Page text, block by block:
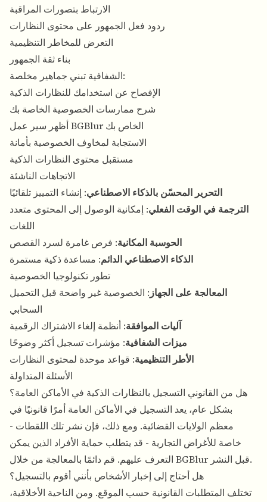
الارتباط بتصورات المراقبة
ردود فعل الجمهور على محتوى النظارات
التعرض للمخاطر التنظيمية
بناء ثقة الجمهور
الشفافية تبني جماهير مخلصة:
الإفصاح عن استخدامك للنظارات الذكية
شرح ممارسات الخصوصية الخاصة بك
أظهر سير عمل BGBlur الخاص بك
الاستجابة لمخاوف الخصوصية بأمانة
مستقبل محتوى النظارات الذكية
الاتجاهات الناشئة
التحرير المحسّن بالذكاء الاصطناعي: إنشاء التمييز تلقائيًا
الترجمة في الوقت الفعلي: إمكانية الوصول إلى المحتوى متعدد
اللغات
الحوسبة المكانية: فرص غامرة لسرد القصص
الذكاء الاصطناعي الدائم: مساعدة ذكية مستمرة
تطور تكنولوجيا الخصوصية
المعالجة على الجهاز : الخصوصية غير واضحة قبل التحميل
السحابي
آليات الموافقة: أنظمة إلغاء الاشتراك الرقمية
ميزات الشفافية: مؤشرات تسجيل أكثر وضوحًا
الأطر التنظيمية: قواعد موحدة لمحتوى النظارات
الأسئلة المتداولة
هل من القانوني التسجيل بالنظارات الذكية في الأماكن العامة؟
بشكل عام، يعد التسجيل في الأماكن العامة أمرًا قانونيًا في
معظم الولايات القضائية. ومع ذلك، فإن نشر تلك اللقطات -
خاصة للأغراض التجارية - قد يتطلب حماية الأفراد الذين يمكن
التعرف عليهم. قم دائمًا بالمعالجة من خلال BGBlur قبل النشر.
هل أحتاج إلى إخبار الأشخاص بأنني أقوم بالتسجيل؟
تختلف المتطلبات القانونية حسب الموقع. ومن الناحية الأخلاقية،